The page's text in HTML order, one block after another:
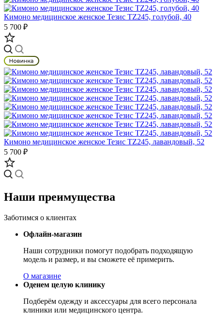
Кимоно медицинское женское Тезис TZ245, голубой, 40
5 700 ₽
Кимоно медицинское женское Тезис TZ245, лавандовый, 52
5 700 ₽
Наши преимущества
Заботимся о клиентах
Офлайн-магазин
Наши сотрудники помогут подобрать подходящую
модель и размер, и вы сможете её примерить.
О магазине
Оденем целую клинику
Подберём одежду и аксессуары для всего персонала
клиники или медицинского центра.